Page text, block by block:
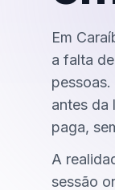
Em
a falta
antes da
paga,
A
sessão